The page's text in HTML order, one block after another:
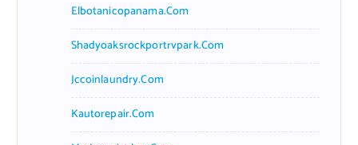
Elbotanicopanama.com
Shadyoaksrockportrvpark.com
Jccoinlaundry.com
Kautorepair.com